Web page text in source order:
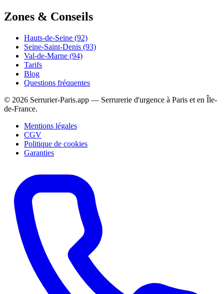
Zones & Conseils
Hauts-de-Seine (92)
Seine-Saint-Denis (93)
Val-de-Marne (94)
Tarifs
Blog
Questions fréquentes
© 2026 Serrurier-Paris.app — Serrurerie d'urgence à Paris et en Île-
de-France.
Mentions légales
CGV
Politique de cookies
Garanties